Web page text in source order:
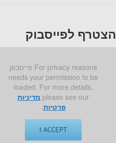
הצטרף לפייסבוק
For privacy reasons פייסבוק
needs your permission to be
loaded. For more details,
please see our מדיניות
פרטיות.
I ACCEPT